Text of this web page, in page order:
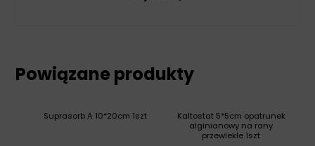
Powiązane produkty
Kaltostat 5*5cm opatrunek
alginianowy na rany
przewlekłe 1szt
Suprasorb A 10*20cm 1szt